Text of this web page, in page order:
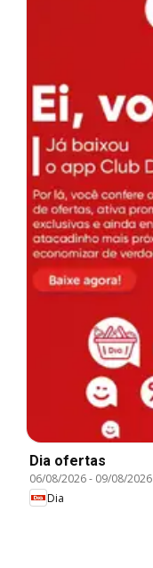
Dia ofertas
06/08/2026- 09/08/2026
Dia